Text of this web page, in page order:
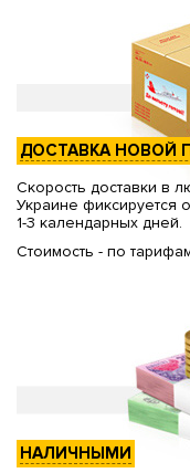
ДОСТАВКА НОВОЙ
Скорость доставки в
Украине
1-3 календарных дней.
Стоимость - по
НАЛИЧНЫМИ